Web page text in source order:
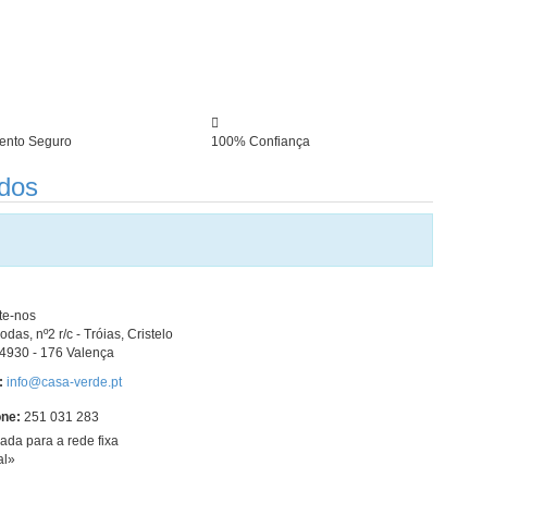
Seguro 100% Confiança
nos
nº2 r/c - Tróias, Cristelo
- 176 Valença
info@casa-verde.pt
251 031 283
para a rede fixa